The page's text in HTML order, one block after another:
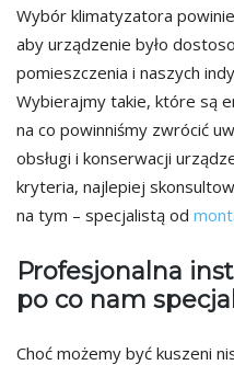
Wybór klimatyzatora
aby urządzenie było
pomieszczenia i naszych
Wybierajmy takie, które są
na co powinniśmy zwrócić
obsługi i konserwacji
kryteria, najlepiej
na tym – specjalistą od
Profesjonalna
po co nam
Choć możemy być kuszeni